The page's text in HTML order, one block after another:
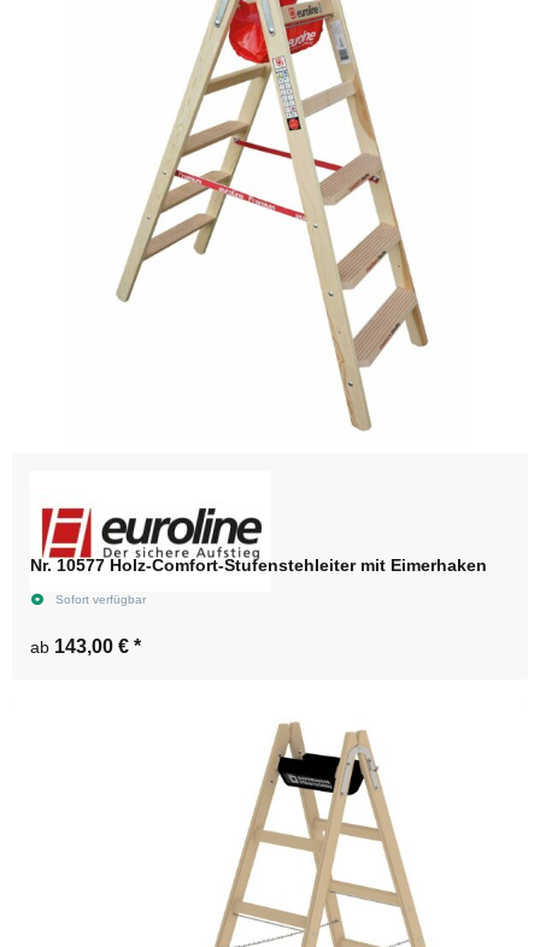
Nr. 10577 Holz-Comfort-Stufenstehleiter mit Eimerhaken
Sofort verfügbar
ab 143,00 € *